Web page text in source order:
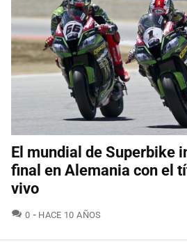
El mundial de Superbike
final en Alemania con el
vivo
0 COMENTARIOS
HACE 10 AÑOS